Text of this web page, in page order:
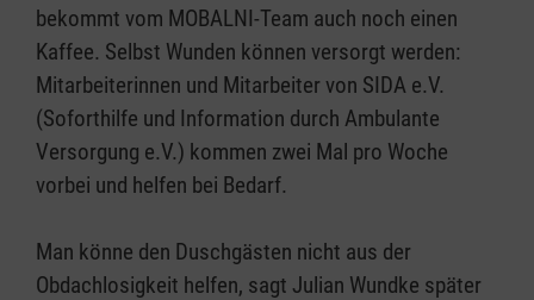
bekommt vom MOBALNI-Team auch noch einen
Kaffee. Selbst Wunden können versorgt werden:
Mitarbeiterinnen und Mitarbeiter von SIDA e.V.
(Soforthilfe und Information durch Ambulante
Versorgung e.V.) kommen zwei Mal pro Woche
vorbei und helfen bei Bedarf.
Man könne den Duschgästen nicht aus der
Obdachlosigkeit helfen, sagt Julian Wundke später